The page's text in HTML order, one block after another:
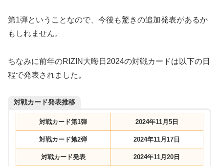
第1弾ということなので、今後も驚きの追加発表があるか
もしれません。
ちなみに前年のRIZIN大晦日2024の対戦カードは以下の日
程で発表されました。
対戦カード発表推移
対戦カード第1弾 2024年11月5日
対戦カード第2弾 2024年11月17日
対戦カード発表 2024年11月20日